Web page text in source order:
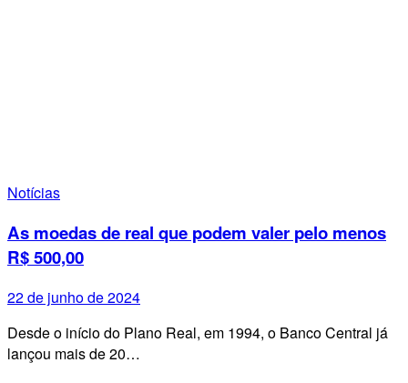
Notícias
As moedas de real que podem valer pelo menos
R$ 500,00
22 de junho de 2024
Desde o início do Plano Real, em 1994, o Banco Central já
lançou mais de 20…